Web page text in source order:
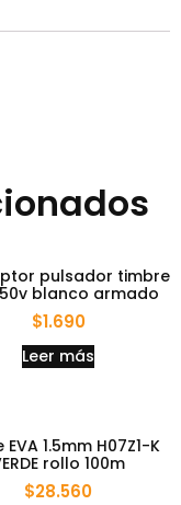
pulsador timbre
blanco armado
$1.690
Leer más
1.5mm H07Z1-K
rollo 100m
$28.560